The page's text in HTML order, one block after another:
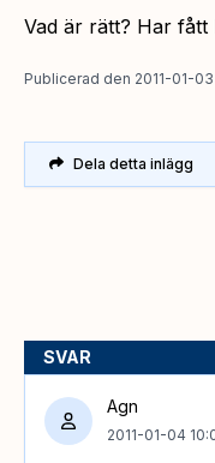
Vad är rätt? Har fått
Publicerad den 2011-01-
Dela detta inlägg
SVAR
Agn
2011-01-04